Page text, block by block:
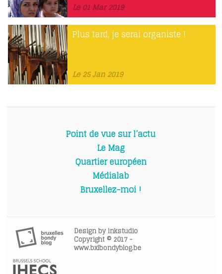
Le 01 Mar 2019
Plus tard, je serai organiste !
Le 25 Jan 2019
Point de vue sur l’actu
Le Mag
Quartier européen
Médialab
Bruxellez-moi !
Design byinkstudio
Copyright © 2017 -
www.bxlbondyblog.be